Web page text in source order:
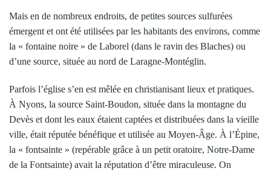
Mais en de nombreux endroits, de petites sources sulfurées
émergent et ont été utilisées par les habitants des environs, comme
la « fontaine noire » de Laborel (dans le ravin des Blaches) ou
d’une source, située au nord de Laragne-Montéglin.
Parfois l’église s’en est mêlée en christianisant lieux et pratiques.
À Nyons, la source Saint-Boudon, située dans la montagne du
Devès et dont les eaux étaient captées et distribuées dans la vieille
ville, était réputée bénéfique et utilisée au Moyen-Âge. À l’Épine,
la « fontsainte » (repérable grâce à un petit oratoire, Notre-Dame
de la Fontsainte) avait la réputation d’être miraculeuse. On